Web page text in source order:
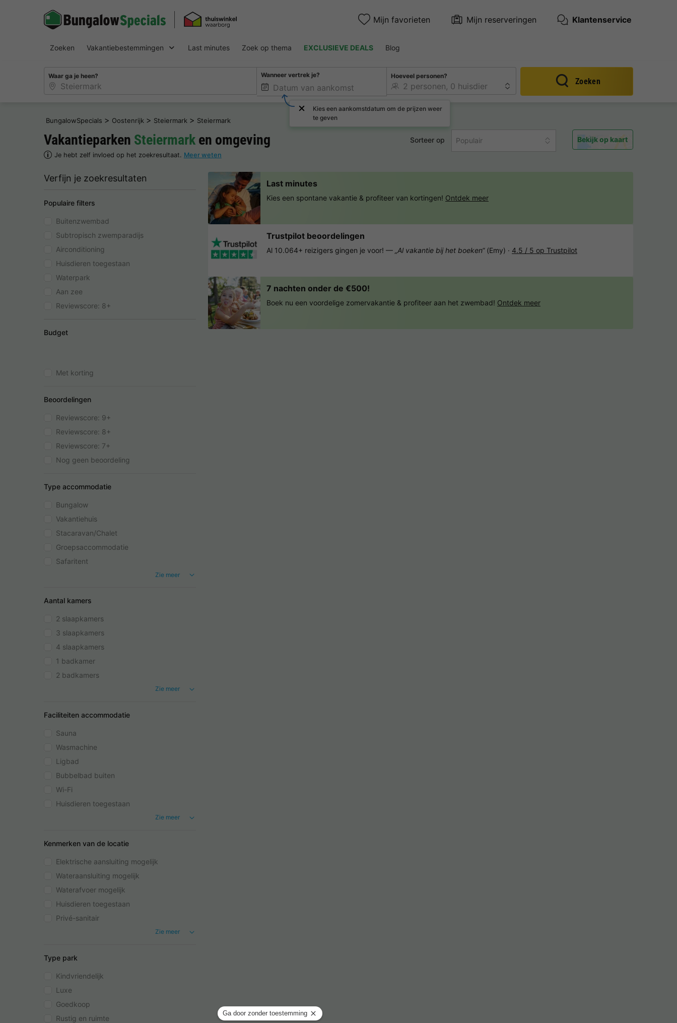
Mijn favorieten Mijn reserveringen Klantenservice
Zoeken Vakantiebestemmingen Last minutes Zoek op thema EXCLUSIEVE DEALS Blog
Waar ga je heen? Wanneer vertrek je?
Kies een aankomstdatum om de prijzen weer
te geven
Hoeveel personen?
Zoeken
BungalowSpecials > Oostenrijk > Steiermark > Steiermark
Vakantieparken Steiermark en omgeving
Je hebt zelf invloed op het zoekresultaat. Meer weten
Sorteer op Populair Bekijk op kaart
Verfijn je zoekresultaten
Populaire filters
Buitenzwembad
Subtropisch zwemparadijs
Airconditioning
Huisdieren toegestaan
Waterpark
Aan zee
Reviewscore: 8+
Budget
Met korting
Beoordelingen
Reviewscore: 9+
Reviewscore: 8+
Reviewscore: 7+
Nog geen beoordeling
Type accommodatie
Bungalow
Vakantiehuis
Stacaravan/Chalet
Groepsaccommodatie
Safaritent
Zie meer
Aantal kamers
2 slaapkamers
3 slaapkamers
4 slaapkamers
1 badkamer
2 badkamers
Zie meer
Faciliteiten accommodatie
Sauna
Wasmachine
Ligbad
Bubbelbad buiten
Wi-Fi
Huisdieren toegestaan
Zie meer
Kenmerken van de locatie
Elektrische aansluiting mogelijk
Wateraansluiting mogelijk
Waterafvoer mogelijk
Huisdieren toegestaan
Privé-sanitair
Zie meer
Type park
Kindvriendelijk
Luxe
Goedkoop
Rustig en ruimte
Last minutes
Kies een spontane vakantie & profiteer van kortingen! Ontdek meer
Trustpilot beoordelingen
Al 10.064+ reizigers gingen je voor! — „Al vakantie bij het boeken“(Emy) · 4.5 / 5 op Trustpilot
7 nachten onder de €500!
Boek nu een voordelige zomervakantie & profiteer aan het zwembad! Ontdek meer